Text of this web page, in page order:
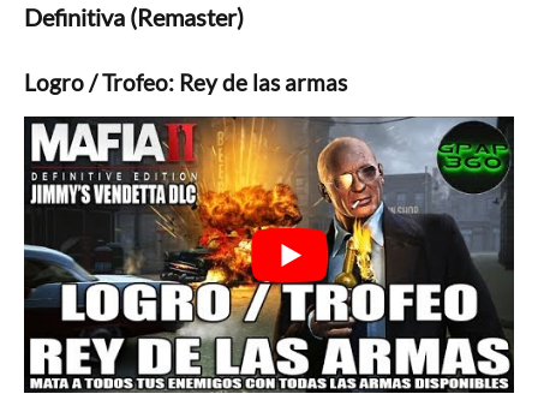
Definitiva (Remaster)
Logro / Trofeo: Rey de las armas